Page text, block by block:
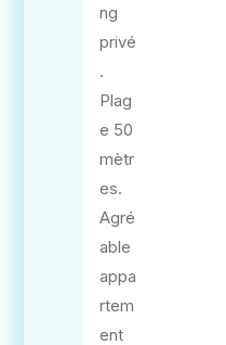
ng
privé
.
Plag
e 50
mètr
es.
Agré
able
appa
rtem
ent